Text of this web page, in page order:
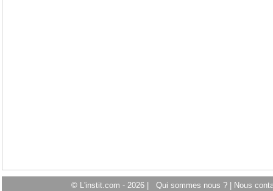
© L'instit.com - 2026 | Qui sommes nous ?
Nous